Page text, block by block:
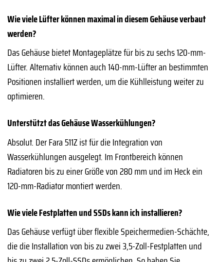
Wie viele Lüfter können maximal in diesem Gehäuse verbaut
werden?
Das Gehäuse bietet Montageplätze für bis zu sechs 120-mm-
Lüfter. Alternativ können auch 140-mm-Lüfter an bestimmten
Positionen installiert werden, um die Kühlleistung weiter zu
optimieren.
Unterstützt das Gehäuse Wasserkühlungen?
Absolut. Der Fara 511Z ist für die Integration von
Wasserkühlungen ausgelegt. Im Frontbereich können
Radiatoren bis zu einer Größe von 280 mm und im Heck ein
120-mm-Radiator montiert werden.
Wie viele Festplatten und SSDs kann ich installieren?
Das Gehäuse verfügt über flexible Speichermedien-Schächte,
die die Installation von bis zu zwei 3,5-Zoll-Festplatten und